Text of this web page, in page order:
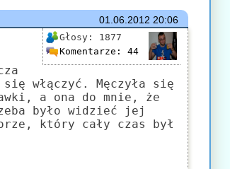
01.06.2012 20:06
Głosy: 1877
Komentarze: 44
włączyć. Męczyła się
a ona do mnie, że
było widzieć jej
który cały czas był